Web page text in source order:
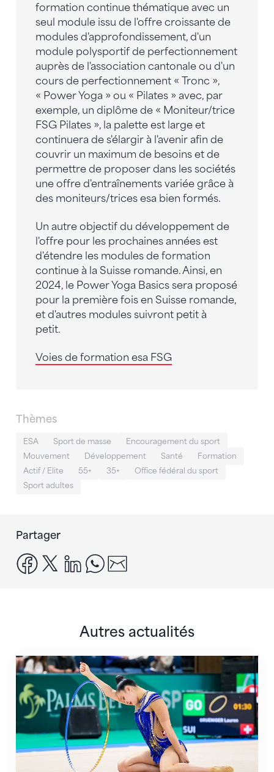
formation continue thématique avec un
seul module issu de l'offre croissante de
modules d'approfondissement, d'un
module polysportif de perfectionnement
auprès de l'association cantonale ou d'un
cours de perfectionnement « Tronc »,
« Power Yoga » ou « Pilates » avec, par
exemple, un diplôme de « Moniteur/trice
FSG Pilates », la palette est large et
continuera de s'élargir à l'avenir afin de
couvrir un maximum de besoins et de
permettre de proposer dans les sociétés
une offre d'entraînements variée grâce à
des moniteurs/trices esa bien formés.
Un autre objectif du développement de
l'offre pour les prochaines années est
d'étendre les modules de formation
continue à la Suisse romande. Ainsi, en
2024, le Power Yoga Basics sera proposé
pour la première fois en Suisse romande,
et d'autres modules suivront petit à
petit.
Voies de formation esa FSG
Thèmes
ESA Sport de masse
Encouragement du sport
Mouvement
Développement Santé
Formation
Actif / Elite
55+ 35+
Office fédéral du sport
Sport adultes
Partager
facebook
x linkedinwhatsapp
Autres actualités
Prochaine étape : les Championnats du monde